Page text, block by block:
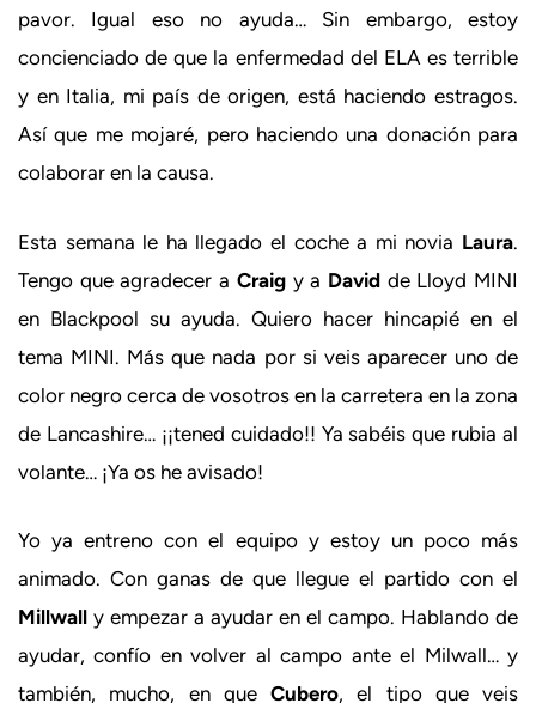
pavor. Igual eso no ayuda… Sin embargo, estoy
concienciado de que la enfermedad del ELA es terrible
y en Italia, mi país de origen, está haciendo estragos.
Así que me mojaré, pero haciendo una donación para
colaborar en la causa.
Esta semana le ha llegado el coche a mi novia Laura.
Tengo que agradecer a Craigy a Davidde Lloyd MINI
en Blackpool su ayuda. Quiero hacer hincapié en el
tema MINI. Más que nada por si veis aparecer uno de
color negro cerca de vosotros en la carretera en la zona
de Lancashire… ¡¡tened cuidado!! Ya sabéis que rubia al
volante… ¡Ya os he avisado!
Yo ya entreno con el equipo y estoy un poco más
animado. Con ganas de que llegue el partido con el
Millwall y empezar a ayudar en el campo. Hablando de
ayudar, confío en volver al campo ante el Milwall… y
también, mucho, en que Cubero, el tipo que veis